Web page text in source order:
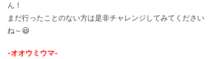
ん！
まだ行ったことのない方は是非チャレンジしてみてください
ね～😃
-オオウミウマ-